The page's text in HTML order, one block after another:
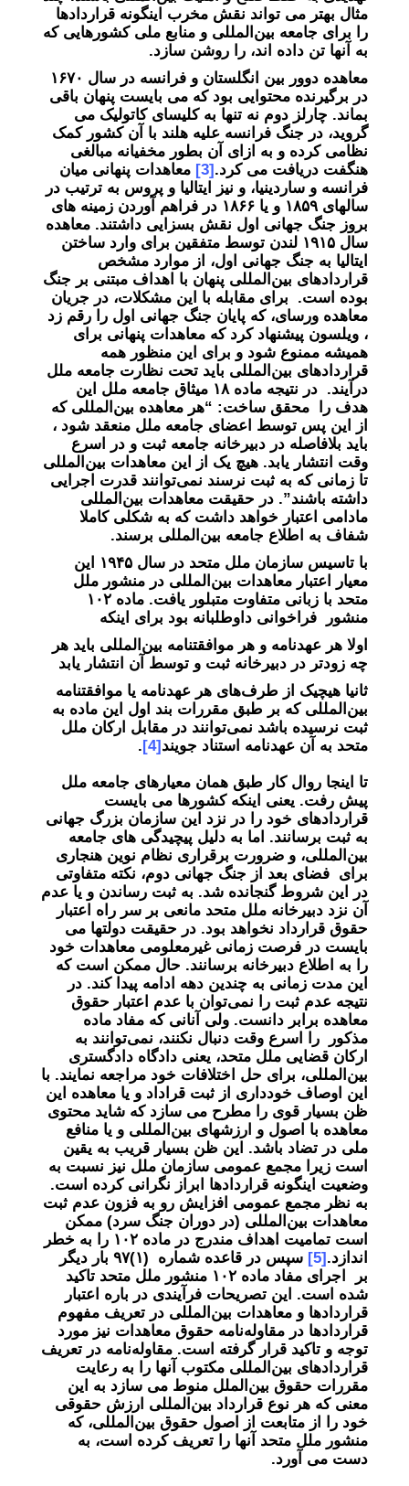
مثال بهتر می تواند نقش مخرب اینگونه قراردادها
را برای جامعه بین‌المللی و منابع ملی کشورهایی که
به آنها تن داده اند، را روشن سازد.
معاهده دوور بین انگلستان و فرانسه در سال ۱۶۷۰
در برگیرنده محتوایی بود که می بایست پنهان باقی
بماند. چارلز دوم نه تنها به کلیسای کاتولیک می
گروید، در جنگ فرانسه علیه هلند با آن کشور کمک
نظامی کرده و به ازای آن بطور مخفیانه مبالغی
هنگفت دریافت می کرد.[3]
معاهدات پنهانی میان
فرانسه و ساردینیا، و نیز ایتالیا و پروس به ترتیب در
سالهای ١۸۵٩ و یا ١۸۶۶ در فراهم آوردن زمینه های
بروز جنگ جهانی اول نقش بسزایی داشتند. معاهده
سال ١٩١۵ لندن توسط متفقین برای وارد ساختن
ایتالیا به جنگ جهانی اول، از موارد مشخص
قراردادهای بین‌‌المللی پنهان با اهداف مبتنی بر جنگ
بوده است. برای مقابله با این مشکلات، در جریان
معاهده ورسای، که پایان جنگ جهانی اول را رقم زد
، ویلسون پیشنهاد کرد که معاهدات پنهانی برای
همیشه ممنوع شود و برای این منظور همه
قراردادهای بین‌المللی باید تحت نظارت جامعه ملل
درآیند. در نتیجه ماده ١۸ میثاق جامعه ملل این
هدف را محقق ساخت: “هر معاهده بین‌المللی که
از این پس توسط اعضای جامعه ملل منعقد شود ،
باید بلافاصله در دبیرخانه جامعه ثبت و در اسرع
وقت انتشار یابد. هیچ یک از این معاهدات بین‌المللی
تا زمانی که به ثبت نرسند نمی‌توانند قدرت اجرایی
داشته باشند”. در حقیقت معاهدات بین‌المللی
مادامی اعتبار خواهد داشت که به شکلی کاملا
شفاف به اطلاع جامعه بین‌المللی برسند.
با تاسیس سازمان ملل متحد در سال ١٩۴۵ این
معیار اعتبار معاهدات بین‌المللی در منشور ملل
متحد با زبانی متفاوت متبلور یافت. ماده ۱۰۲
منشور فراخوانی داوطلبانه بود برای اینکه
اولا هر عهدنامه و هر موافقتنامه بین‌المللی باید هر
چه زودتر در دبیرخانه ثبت و توسط آن انتشار یابد
ثانیا هیچیک از طرف‌های هر عهدنامه یا موافقتنامه
بین‌المللی که بر طبق مقررات بند اول این ماده به
ثبت نرسیده باشد نمی‌توانند در مقابل ارکان ملل
متحد به آن عهدنامه استناد جویند[4]
.
تا اینجا روال کار طبق همان معیارهای جامعه ملل
پیش رفت. یعنی اینکه کشورها می بایست
قراردادهای خود را در نزد این سازمان بزرگ جهانی
به ثبت برسانند. اما به دلیل پیچیدگی های جامعه
بین‌المللی، و ضرورت برقراری نظام نوین هنجاری
برای فضای بعد از جنگ جهانی دوم، نکته متفاوتی
در این شروط گنجانده شد. به ثبت رساندن و یا عدم
آن نزد دبیرخانه ملل متحد مانعی بر سر راه اعتبار
حقوق قرارداد نخواهد بود. در حقیقت دولتها می
بایست در فرصت زمانی غیر‌معلومی معاهدات خود
را به اطلاع دبیرخانه برسانند. حال ممکن است که
این مدت زمانی به چندین دهه ادامه پیدا کند. در
نتیجه عدم ثبت را نمی‌توان با عدم اعتبار حقوق
معاهده برابر دانست. ولی آنانی که مفاد ماده
مذکور را اسرع وقت دنبال نکنند، نمی‌توانند به
ارکان قضایی ملل متحد، یعنی دادگاه دادگستری
بین‌المللی، برای حل اختلافات خود مراجعه نمایند. با
این اوصاف خودداری از ثبت قراداد و یا معاهده این
ظن بسیار قوی را مطرح می سازد که شاید محتوی
معاهده با اصول و ارزشهای بین‌المللی و یا منافع
ملی در تضاد باشد. این ظن بسیار قریب به یقین
است زیرا مجمع عمومی سازمان ملل نیز نسبت به
وضعیت اینگونه قرار‌دادها ابراز نگرانی کرده است.
به نظر مجمع عمومی افزایش رو به فزون عدم ثبت
معاهدات بین‌المللی (در دوران جنگ سرد) ممکن
است تمامیت اهداف مندرج در ماده ۱۰۲ را به خطر
اندازد.[5]
سپس در قاعده شماره (۱)۹۷ بار دیگر
بر اجرای مفاد ماده ۱۰۲ منشور ملل متحد تاکید
شده است. این تصریحات فرآیندی در باره اعتبار
قراردادها و معاهدات بین‌المللی در تعریف مفهوم
قراردادها در مقاوله‌نامه حقوق معاهدات نیز مورد
توجه و تاکید قرار گرفته است. مقاوله‌نامه در تعریف
قراردادهای بین‌المللی مکتوب آنها را به رعایت
مقررات حقوق بین‌الملل منوط می سازد به این
معنی که هر نوع قرارداد بین‌المللی ارزش حقوقی
خود را از متابعت از اصول حقوق بین‌المللی، که
منشور ملل متحد آنها را تعریف کرده است، به
دست می آورد.